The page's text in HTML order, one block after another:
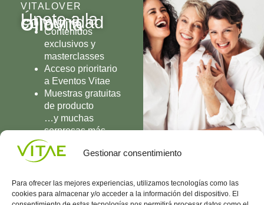
Gestionar consentimiento
Para ofrecer las mejores experiencias, utilizamos tecnologías como las
cookies para almacenar y/o acceder a la información del dispositivo. El
VITALOVER
Únete a la
comunidad
OlioVita
Contenidos
exclusivos y
masterclasses
Acceso prioritario
a Eventos Vitae
Muestras gratuitas
de producto
…y muchas
sorpresas más
UNIRME